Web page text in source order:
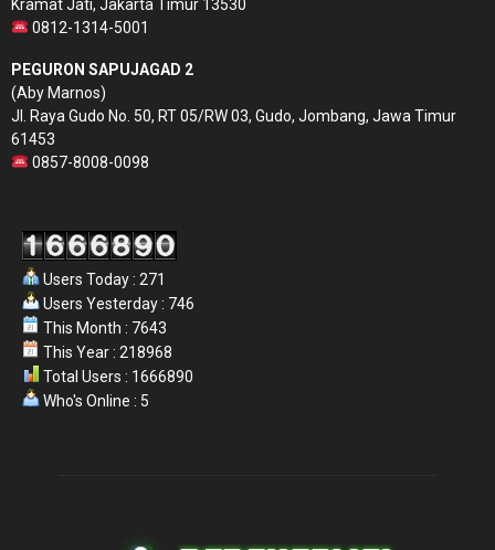
Kramat Jati, Jakarta Timur 13530
0812-1314-5001
PEGURON SAPUJAGAD 2
(Aby Marnos)
Jl. Raya Gudo No. 50, RT 05/RW 03, Gudo, Jombang, Jawa Timur
61453
0857-8008-0098
Users Today : 271
Users Yesterday : 746
This Month : 7643
This Year : 218968
Total Users : 1666890
Who's Online : 5